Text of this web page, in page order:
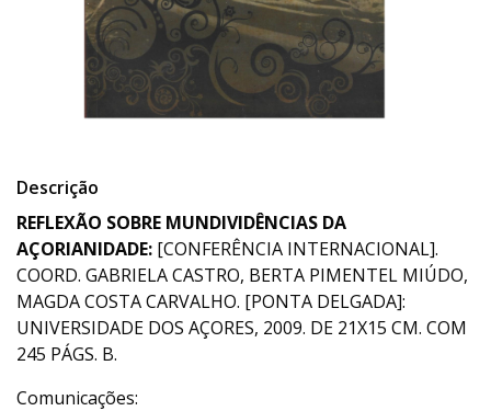
Descrição
REFLEXÃO SOBRE MUNDIVIDÊNCIAS DA
AÇORIANIDADE: [CONFERÊNCIA INTERNACIONAL].
COORD. GABRIELA CASTRO, BERTA PIMENTEL MIÚDO,
MAGDA COSTA CARVALHO. [PONTA DELGADA]:
UNIVERSIDADE DOS AÇORES, 2009. DE 21X15 CM. COM
245 PÁGS. B.
Comunicações: